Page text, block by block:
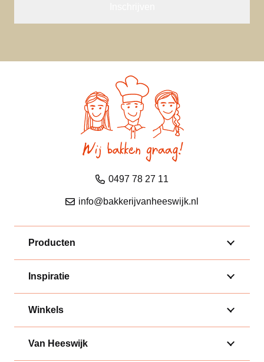
0497 78 27 11
info@bakkerijvanheeswijk.nl
Producten
Inspiratie
Winkels
Van Heeswijk